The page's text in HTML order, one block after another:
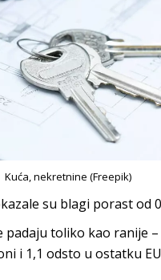
Kuća, nekretnine (Freepik)
su blagi porast od
padaju toliko kao ranije
i 1,1 odsto u ostatku